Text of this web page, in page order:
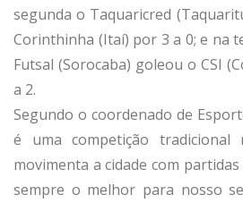
segunda o Taquaricred
Corinthinha (Itaí) por 3 a 0; e na
Futsal (Sorocaba) goleou o CSI
a 2.
Segundo o coordenado de
é uma competição
movimenta a cidade com partidas
sempre o melhor para nosso